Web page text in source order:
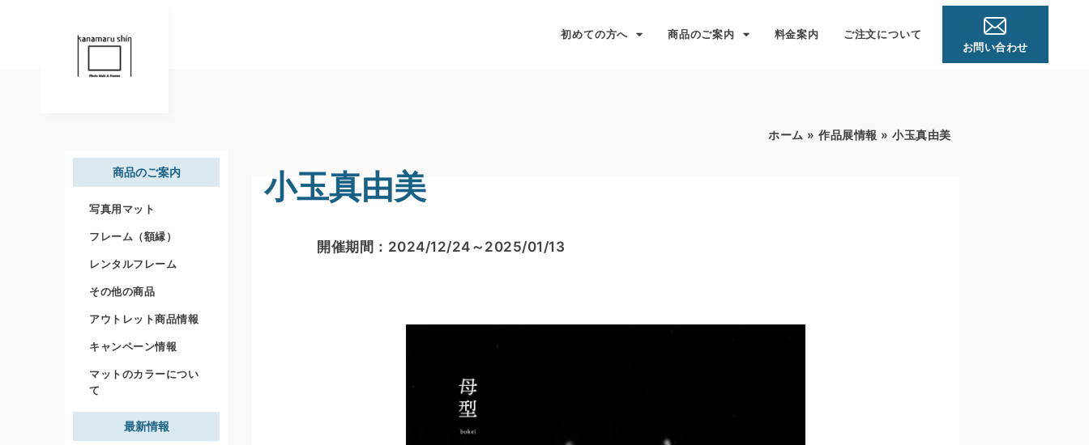
初めての方へ 商品のご案内 料金案内
ご注文について
お問い合わせ
商品のご案内
写真用マット
フレーム（額縁）
レンタルフレーム
その他の商品
アウトレット商品情報
キャンペーン情報
マットのカラーについ
て
最新情報
ホーム »作品展情報 »小玉真由美
小玉真由美
開催期間：2024/12/24～2025/01/13